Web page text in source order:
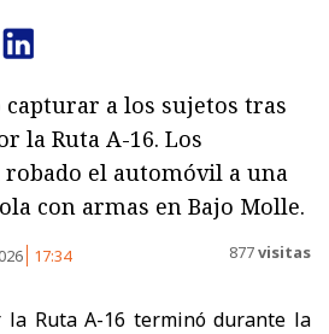
a los sujetos tras
la Ruta A-16. Los
el automóvil a una
con armas en Bajo Molle.
17:34 877visitas
la Ruta A-16 terminó durante la